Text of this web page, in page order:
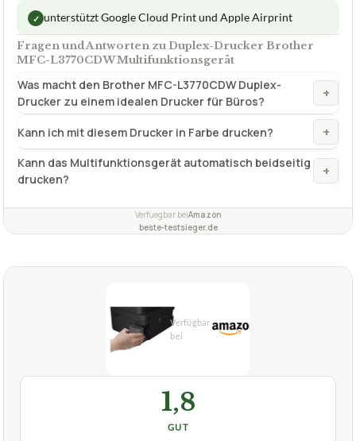
✓ unterstützt Google Cloud Print und Apple Airprint
Fragen und Antworten zu Duplex-Drucker Brother
MFC-L3770CDW Multifunktionsgerät
Was macht den Brother MFC-L3770CDW Duplex-
Drucker zu einem idealen Drucker für Büros?
+
Kann ich mit diesem Drucker in Farbe drucken? +
Kann das Multifunktionsgerät automatisch beidseitig
drucken?
+
Verfuegbar beiAmazon
beste-testsieger.de
1,8
GUT